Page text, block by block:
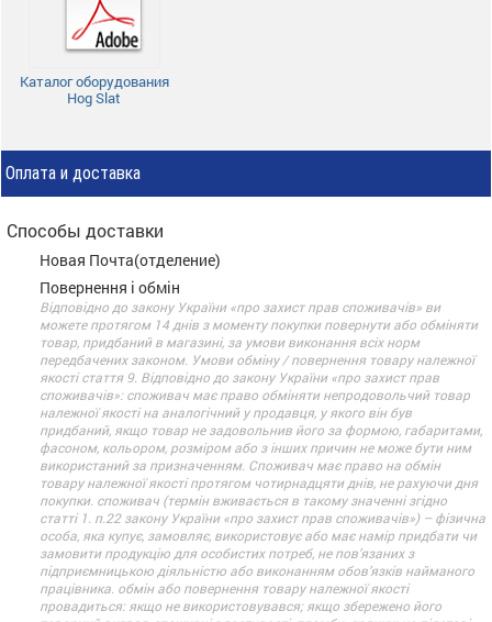
Каталог оборудования
Hog Slat
Оплата и доставка
Способы доставки
Новая Почта(отделение)
Повернення і обмін
Відповідно до закону України «про захист прав споживачів» ви
можете протягом 14 днів з моменту покупки повернути або обміняти
товар, придбаний в магазині, за умови виконання всіх норм
передбачених законом. Умови обміну / повернення товару належної
якості стаття 9. Відповідно до закону України «про захист прав
споживачів»: споживач має право обміняти непродовольчий товар
належної якості на аналогічний у продавця, у якого він був
придбаний, якщо товар не задовольнив його за формою, габаритами,
фасоном, кольором, розміром або з інших причин не може бути ним
використаний за призначенням. Споживач має право на обмін
товару належної якості протягом чотирнадцяти днів, не рахуючи дня
покупки. споживач (термін вживається в такому значенні згідно
статті 1. п.22 закону України «про захист прав споживачів») – фізична
особа, яка купує, замовляє, використовує або має намір придбати чи
замовити продукцію для особистих потреб, не пов’язаних з
підприємницькою діяльністю або виконанням обов’язків найманого
працівника. обмін або повернення товару належної якості
провадиться: якщо не використовувався; якщо збережено його